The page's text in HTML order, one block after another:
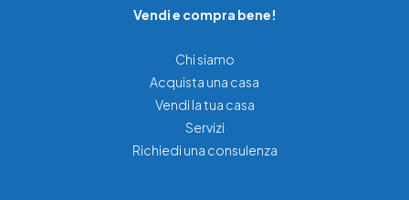
Vendi e compra bene!
Chi siamo
Acquista una casa
Vendi la tua casa
Servizi
Richiedi una consulenza